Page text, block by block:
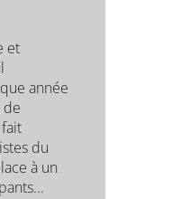
et
année
de
du
à un